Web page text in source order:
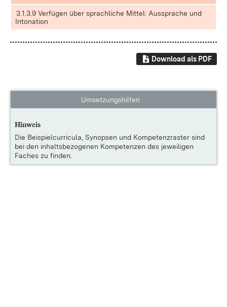
3.1.3.9 Verfügen über sprachliche Mittel: Aussprache und
Intonation
Download als PDF
Umsetzungshilfen
Hinweis
Die Beispielcurricula, Synopsen und Kompetenzraster sind
bei den inhaltsbezogenen Kompetenzen des jeweiligen
Faches zu finden.